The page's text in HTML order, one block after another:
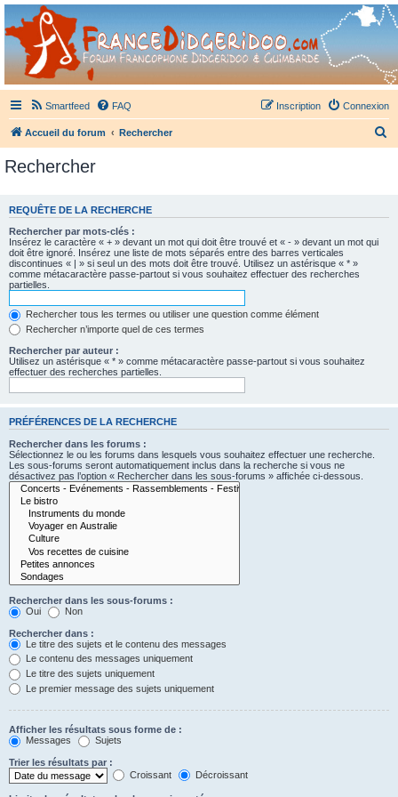
France Didgeridoo
Didgeridoo et Guimbarde sur France Didgeridoo - retrouvez la communauté.
Smartfeed FAQ Connexion
Inscription
Accueil du forum Rechercher
e
Rechercher
REQUÊTE DE LA RECHERCHE
Rechercher par mots-clés :
Insérez le caractère « + » devant un mot qui doit être trouvé et « - » devant un mot qui
doit être ignoré. Insérez une liste de mots séparés entre des barres verticales
discontinues « | » si seul un des mots doit être trouvé. Utilisez un astérisque « * »
comme métacaractère passe-partout si vous souhaitez effectuer des recherches
partielles.
Rechercher tous les termes ou utiliser une question comme élément
Rechercher n’importe quel de ces termes
Rechercher par auteur :
Utilisez un astérisque « * » comme métacaractère passe-partout si vous souhaitez
effectuer des recherches partielles.
PRÉFÉRENCES DE LA RECHERCHE
Rechercher dans les forums :
Sélectionnez le ou les forums dans lesquels vous souhaitez effectuer une recherche.
Les sous-forums seront automatiquement inclus dans la recherche si vous ne
désactivez pas l’option « Rechercher dans les sous-forums » affichée ci-dessous.
Rechercher dans les sous-forums :
Oui
Non
Rechercher dans :
Le titre des sujets et le contenu des messages
Le contenu des messages uniquement
Le titre des sujets uniquement
Le premier message des sujets uniquement
Afficher les résultats sous forme de :
Messages
Sujets
Trier les résultats par :
Croissant
Décroissant